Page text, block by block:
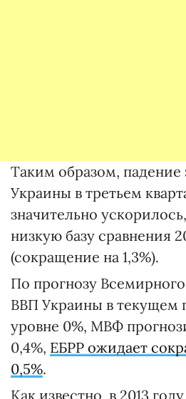
Таким образом,
Украины в третьем
значительно
низкую базу сравнения
(сокращение на 1,3%).
По прогнозу
ВВП Украины в текущем
уровне 0%, МВФ
0,4%, ЕБРР ожидает
0,5%.
Как известно, в 2013